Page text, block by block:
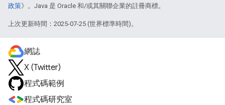
政策》。Java 是 Oracle 和/或其關聯企業的註冊商標。
上次更新時間：2025-07-25 (世界標準時間)。
網誌
X (Twitter)
程式碼範例
程式碼研究室